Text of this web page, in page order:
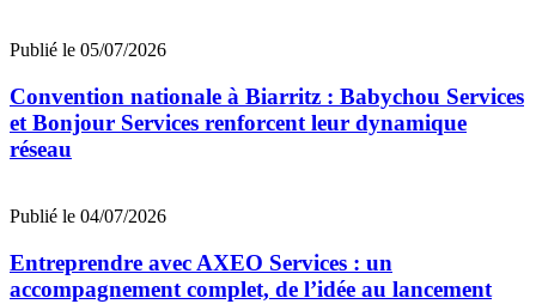
Publié le 05/07/2026
Convention nationale à Biarritz : Babychou Services
et Bonjour Services renforcent leur dynamique
réseau
Publié le 04/07/2026
Entreprendre avec AXEO Services : un
accompagnement complet, de l’idée au lancement